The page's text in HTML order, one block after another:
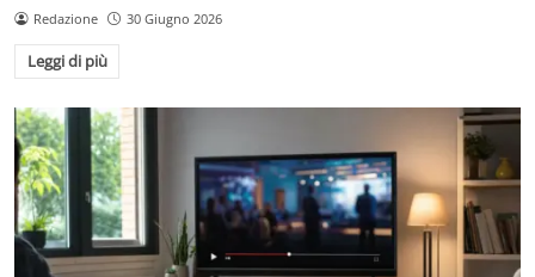
Redazione 30 Giugno 2026
Leggi di più